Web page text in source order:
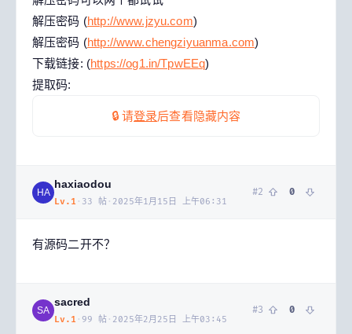
解压密码 (http://www.jzyu.com)
解压密码 (http://www.chengziyuanma.com)
下载链接: (https://og1.in/TpwEEq)
提取码:
🔒 请登录后查看隐藏内容
HA
haxiaodou
Lv. 1 · 33 帖 · 2025年1月15日 上午06:31
#2 0
有源码二开不？
SA
sacred
Lv. 1 · 99 帖 · 2025年2月25日 上午03:45
#3 0